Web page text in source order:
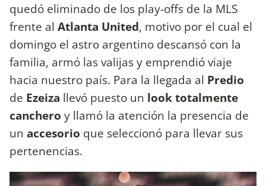
quedó eliminado de los play-offs de la MLS
frente al Atlanta United, motivo por el cual el
domingo el astro argentino descansó con la
familia, armó las valijas y emprendió viaje
hacia nuestro país. Para la llegada al Predio
de Ezeiza llevó puesto un look totalmente
canchero y llamó la atención la presencia de
un accesorio que seleccionó para llevar sus
pertenencias.